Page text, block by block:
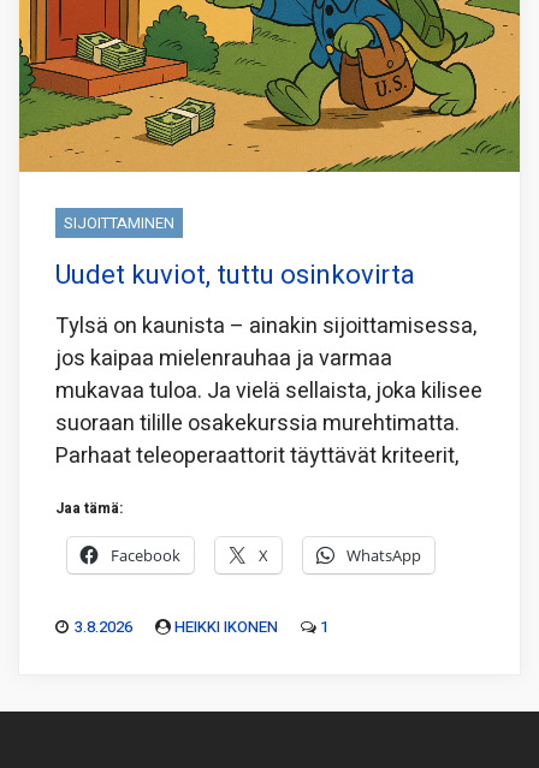
SIJOITTAMINEN
Uudet kuviot, tuttu osinkovirta
Tylsä on kaunista – ainakin sijoittamisessa,
jos kaipaa mielenrauhaa ja varmaa
mukavaa tuloa. Ja vielä sellaista, joka kilisee
suoraan tilille osakekurssia murehtimatta.
Parhaat teleoperaattorit täyttävät kriteerit,
Jaa tämä:
Facebook X WhatsApp
3.8.2026 HEIKKI IKONEN 1